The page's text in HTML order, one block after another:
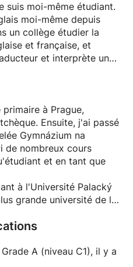
suis moi-même étudiant.
moi-même depuis
un collège étudier la
et française, et
et interprète un
amusantes et
PDF via Skype en
/ de vous voir à notre
à Prague,
Ensuite, j'ai passé
Gymnázium na
de nombreux cours
et en tant que
à l'Université Palacký
grande université de la
l'anglais pour
et la philologie
A (niveau C1), il y a